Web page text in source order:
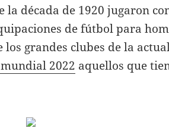
década de 1920 jugaron
de fútbol para
grandes clubes de la
2022 aquellos que